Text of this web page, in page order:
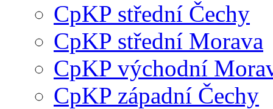
CpKP střední Čechy
CpKP střední Morava
CpKP východní
CpKP západní Čechy